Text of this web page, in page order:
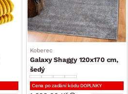
Koberec
Galaxy Shaggy 120x170 cm,
šedý
Cena po zadání kódu DOPLNKY